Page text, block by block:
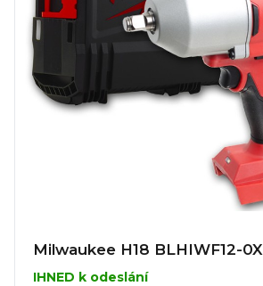
Milwaukee H18 BLHIWF12-0X
IHNED k odeslání